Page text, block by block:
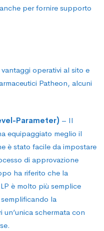
per fornire supporto
operativi al sito e
Patheon, alcuni
Parameter) – Il
equipaggiato meglio il
è stato facile da impostare
di approvazione
ha riferito che la
è molto più semplice
la
un’unica schermata con